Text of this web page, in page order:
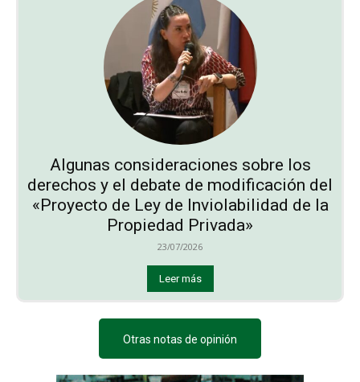
Algunas consideraciones sobre los
derechos y el debate de modificación del
«Proyecto de Ley de Inviolabilidad de la
Propiedad Privada»
23/07/2026
Leer más
Otras notas de opinión